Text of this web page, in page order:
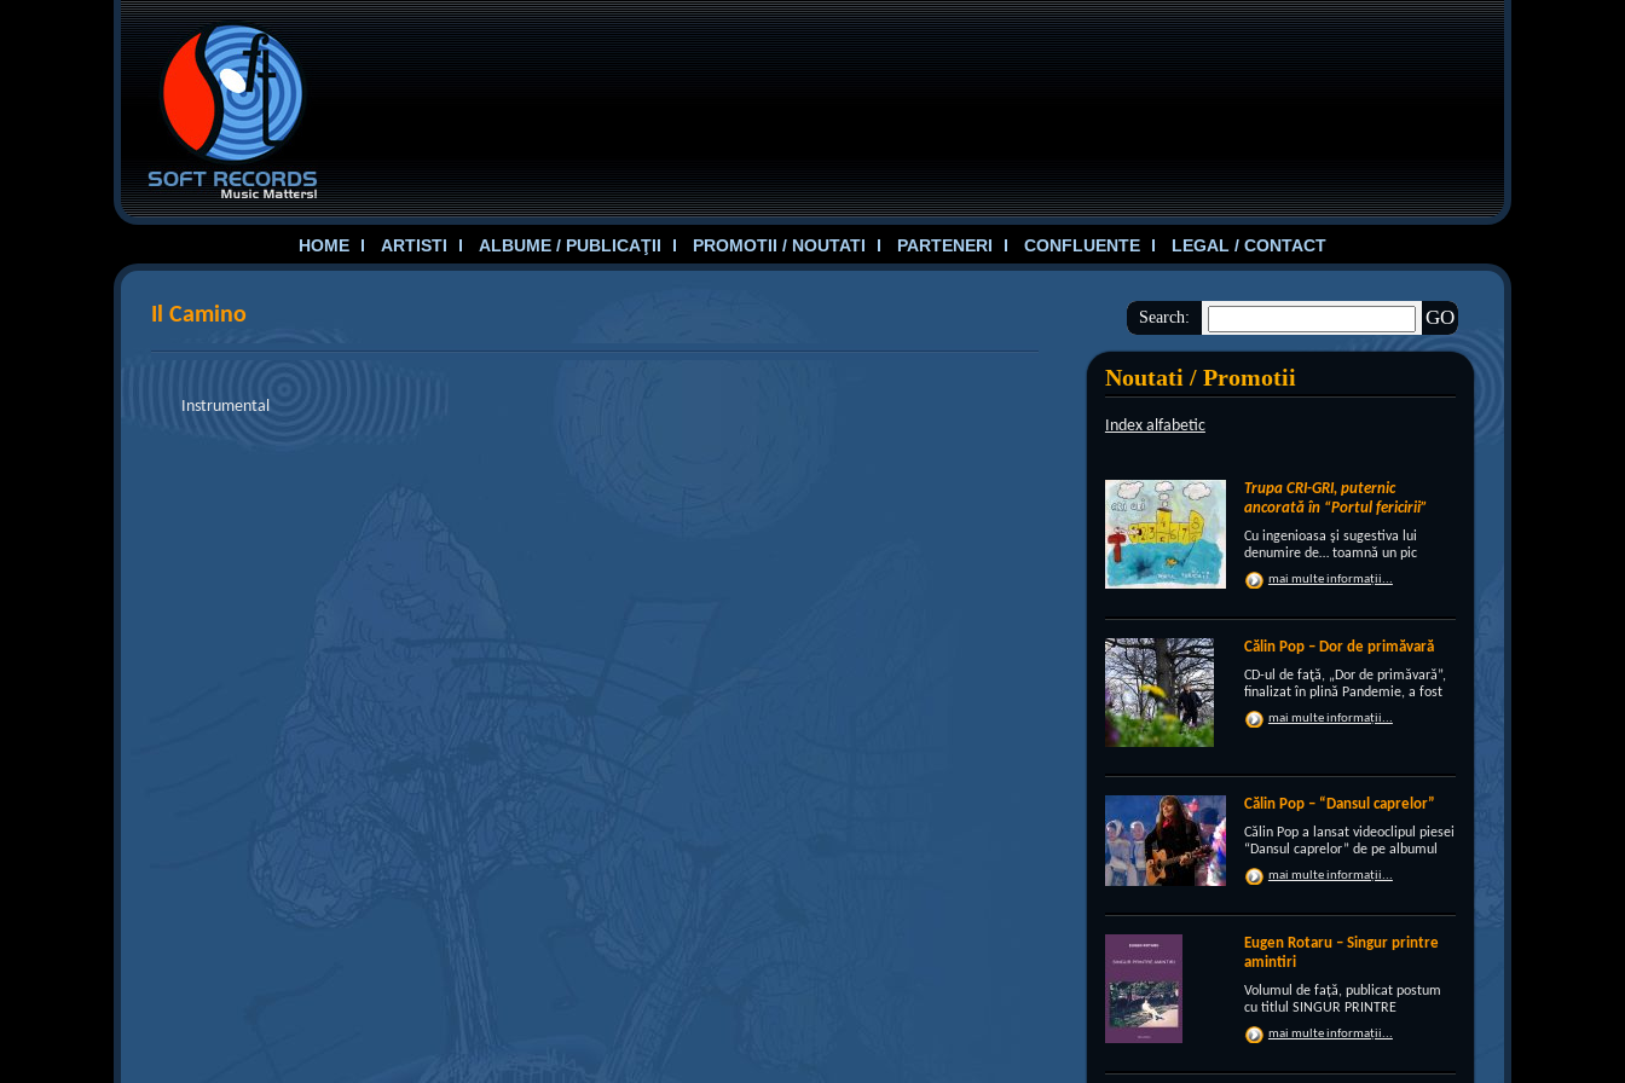
HOME ARTISTI ALBUME / PUBLICAŢII PROMOTII / NOUTATI PARTENERI CONFLUENTE LEGAL / CONTACT
Search:
Noutati / Promotii
Index alfabetic
Trupa CRI-GRI, puternic
ancorată în “Portul fericirii”
Cu ingenioasa şi sugestiva lui
denumire de… toamnă un pic
“încruntată”, elegant suprapusă
unei existenţe de peste un sfert de
voios anotimpul ruginiu al
melancoliilor de tot soiul, cu un nou
[…]
mai multe informații...
Călin Pop – Dor de primăvară
CD-ul de faţă, „Dor de primăvară”,
finalizat în plină Pandemie, a fost
conceput, pe de-a intregul, de
rocker-ul Călin Pop, inconfundabil
publică electrizantă, de
experimentat vocalist […]
mai multe informații...
Călin Pop – “Dansul caprelor”
Călin Pop a lansat videoclipul piesei
“Dansul caprelor” de pe albumul
“Ritual de iarnă”. Premiera a avut
loc pe 27.12.2020 pe canalul
Jocul caprei este un obicei întâlnit
în perioada […]
mai multe informații...
Eugen Rotaru – Singur printre
amintiri
Volumul de față, publicat postum
cu titlul SINGUR PRINTRE
AMINTIRI, este o confesiune a lui
Eugen Rotaru despre bunii lui
unul, și l-au lăsat din ce în ce mai
mai multe informații...
Il Camino
Instrumental